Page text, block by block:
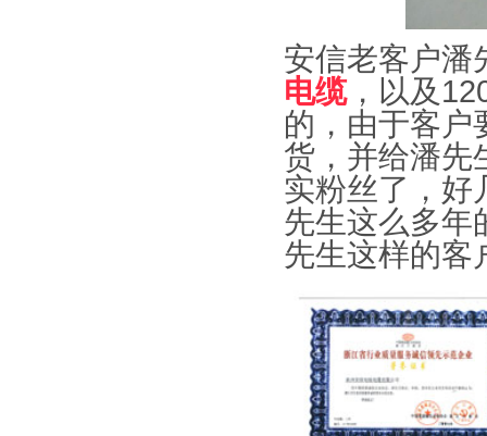
安信老客户潘
电缆，以及
的，由于客户
货，并给潘先
实粉丝了，好
先生这么多年
先生这样的客